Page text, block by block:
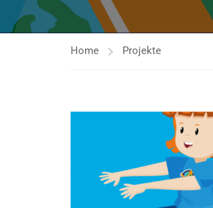
Home Projekte